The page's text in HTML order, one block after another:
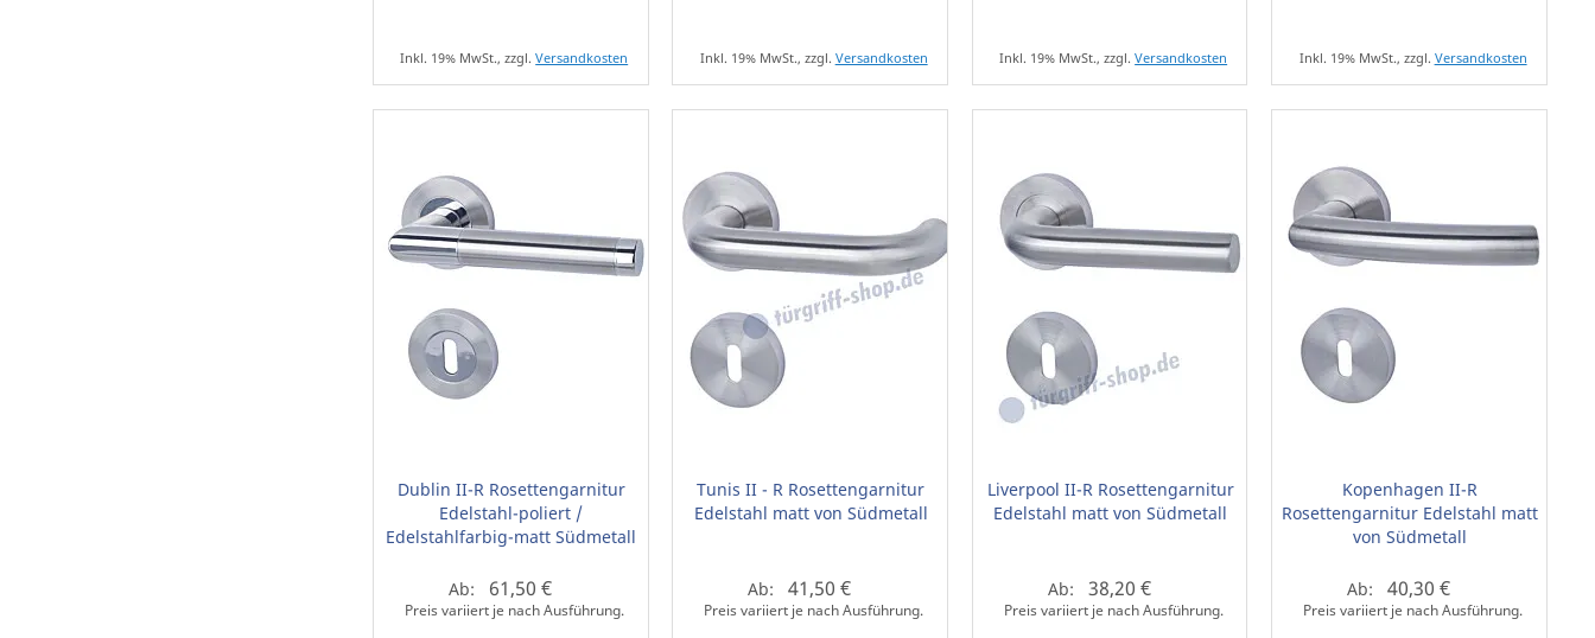
Inkl. 19% MwSt., zzgl.Versandkosten Inkl. 19% MwSt., zzgl. Versandkosten Inkl. 19% MwSt., zzgl.Versandkosten Inkl. 19% MwSt., zzgl. Versandkosten
Dublin II-R Rosettengarnitur
Edelstahl-poliert /
Edelstahlfarbig-matt Südmetall
Ab: 61,50 €
Preis variiert je nach Ausführung.
Tunis II - R Rosettengarnitur
Edelstahl matt von Südmetall
Ab: 41,50 €
Preis variiert je nach Ausführung.
Liverpool II-R Rosettengarnitur
Edelstahl matt von Südmetall
Ab: 38,20 €
Preis variiert je nach Ausführung.
Kopenhagen II-R
Rosettengarnitur Edelstahl matt
von Südmetall
Ab: 40,30 €
Preis variiert je nach Ausführung.